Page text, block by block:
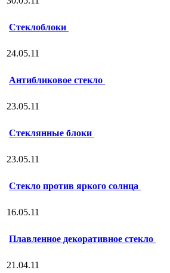
Стеклоблоки
24.05.11
Антибликовое стекло
23.05.11
Стеклянные блоки
23.05.11
Стекло против яркого солнца
16.05.11
Плавленное декоративное стекло
21.04.11